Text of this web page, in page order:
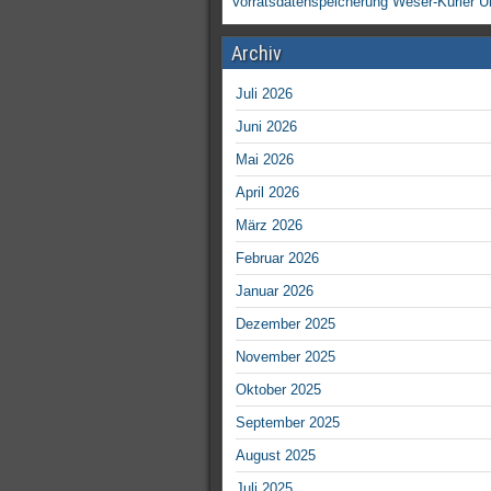
Archiv
Juli 2026
Juni 2026
Mai 2026
April 2026
März 2026
Februar 2026
Januar 2026
Dezember 2025
November 2025
Oktober 2025
September 2025
August 2025